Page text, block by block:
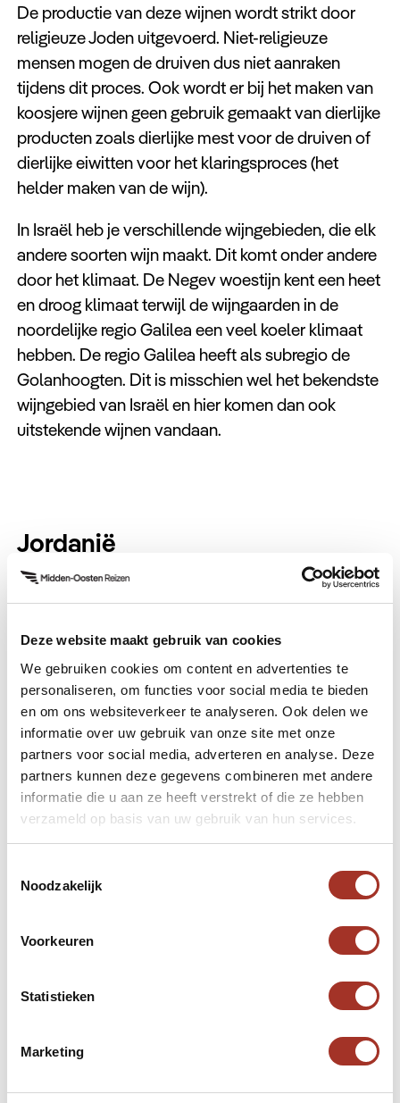
Deze website maakt gebruik van cookies
We gebruiken cookies om content en advertenties te
personaliseren, om functies voor social media te bieden
en om ons websiteverkeer te analyseren. Ook delen we
informatie over uw gebruik van onze site met onze
partners voor social media, adverteren en analyse. Deze
partners kunnen deze gegevens combineren met andere
informatie die u aan ze heeft verstrekt of die ze hebben
verzameld op basis van uw gebruik van hun services.
Noodzakelijk
Voorkeuren
Statistieken
Marketing
De productie van deze wijnen wordt strikt door
religieuze Joden uitgevoerd. Niet-religieuze
mensen mogen de druiven dus niet aanraken
tijdens dit proces. Ook wordt er bij het maken van
koosjere wijnen geen gebruik gemaakt van dierlijke
producten zoals dierlijke mest voor de druiven of
dierlijke eiwitten voor het klaringsproces (het
helder maken van de wijn).
In Israël heb je verschillende wijngebieden, die elk
andere soorten wijn maakt. Dit komt onder andere
door het klimaat. De Negev woestijn kent een heet
en droog klimaat terwijl de wijngaarden in de
noordelijke regio Galilea een veel koeler klimaat
hebben. De regio Galilea heeft als subregio de
Golanhoogten. Dit is misschien wel het bekendste
wijngebied van Israël en hier komen dan ook
uitstekende wijnen vandaan.
Jordanië
Denk je aan wijn, dan zal je waarschijnlijk niet zo
snel aan Jordanië denken. Toch wordt ook hier
wijn gemaakt. De wijnbouw in Jordanië stamt zelfs
die suggereren dat de wijn die op tafel stond
tijdens het laatste avondmaal van Jezus
Jordaanse wijn was. De wijn zou uit Umm Qais
komen, een oude Romeinse stad in het noorden
van Jordanië.
De twee grote wijnhuizen van Jordanië produceren
samen ongeveer een miljoen liter wijn per jaar. Het
consumptie. Beide wijnhuizen zijn gevestigd in
profiteren ze van de hoge ligging, vruchtbare grond
verschillende prijzen gewonnen dus zijn zeker een